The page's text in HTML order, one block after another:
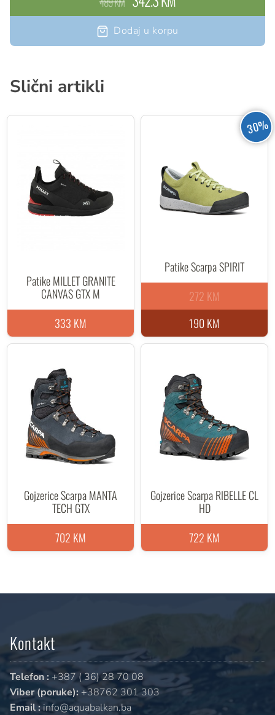
Dodaj u korpu
Slični artikli
Patike MILLET GRANITE
CANVAS GTX M
333 KM
30%
Patike Scarpa SPIRIT
190 KM
272 KM
Gojzerice Scarpa MANTA
TECH GTX
702 KM
Gojzerice Scarpa RIBELLE CL
HD
722 KM
Kontakt
Telefon : +387 ( 36) 28 70 08
Viber (poruke): +38762 301 303
Email :info@aquabalkan.ba